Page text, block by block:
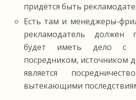
придётся быть
Есть там и менеджеры-
рекламодатель должен
будет иметь дело с
посредником, источником
является
вытекающими